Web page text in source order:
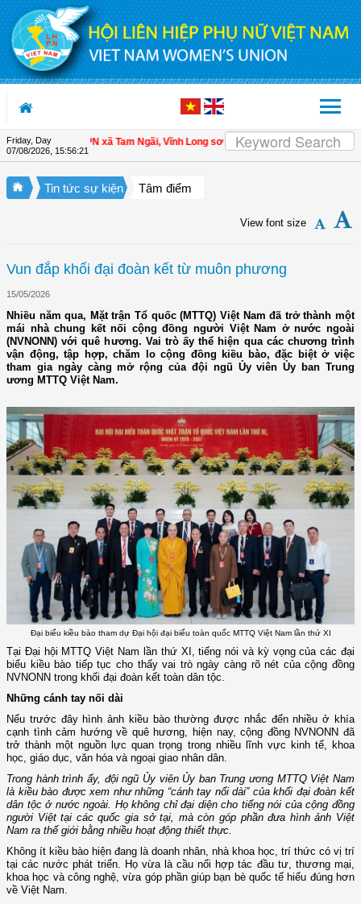
Skip to Content
Friday, Day
07/08/2026, 15:56:22
| Hội LHPN xã Tam Ngãi, Vĩnh Long sơ kết công tác Hội và phong trào phụ
Tin tức sự kiện Tâm điểm
View font size
Vun đắp khối đại đoàn kết từ muôn phương
15/05/2026
Nhiều năm qua, Mặt trận Tổ quốc (MTTQ) Việt Nam đã trở thành một
mái nhà chung kết nối cộng đồng người Việt Nam ở nước ngoài
(NVNONN) với quê hương. Vai trò ấy thể hiện qua các chương trình
vận động, tập hợp, chăm lo cộng đồng kiều bào, đặc biệt ở việc
tham gia ngày càng mở rộng của đội ngũ Ủy viên Ủy ban Trung
ương MTTQ Việt Nam.
Đại biểu kiều bào tham dự Đại hội đại biểu toàn quốc MTTQ Việt Nam lần thứ XI
Tại Đại hội MTTQ Việt Nam lần thứ XI, tiếng nói và kỳ vọng của các đại
biểu kiều bào tiếp tục cho thấy vai trò ngày càng rõ nét của cộng đồng
NVNONN trong khối đại đoàn kết toàn dân tộc.
Những cánh tay nối dài
Nếu trước đây hình ảnh kiều bào thường được nhắc đến nhiều ở khía
cạnh tình cảm hướng về quê hương, hiện nay, cộng đồng NVNONN đã
trở thành một nguồn lực quan trọng trong nhiều lĩnh vực kinh tế, khoa
học, giáo dục, văn hóa và ngoại giao nhân dân.
Trong hành trình ấy, đội ngũ Ủy viên Ủy ban Trung ương MTTQ Việt Nam
là kiều bào được xem như những “cánh tay nối dài” của khối đại đoàn kết
dân tộc ở nước ngoài. Họ không chỉ đại diện cho tiếng nói của cộng đồng
người Việt tại các quốc gia sở tại, mà còn góp phần đưa hình ảnh Việt
Nam ra thế giới bằng nhiều hoạt động thiết thực.
Không ít kiều bào hiện đang là doanh nhân, nhà khoa học, trí thức có vị trí
tại các nước phát triển. Họ vừa là cầu nối hợp tác đầu tư, thương mại,
khoa học và công nghệ, vừa góp phần giúp bạn bè quốc tế hiểu đúng hơn
về Việt Nam.